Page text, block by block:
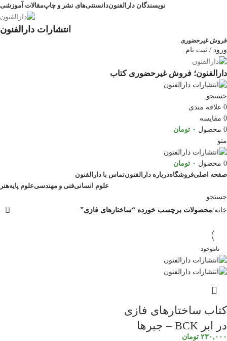
نویسندگان دارالفنوندانستنی‌های نشر و چاپمقالات آموزشی
انتشارات دارالفنون
فروش غیرحضوری
ورود / ثبت نام
دارالفنون؛ فروش غیرحضوری کتاب
جستجو
0 علاقه مندی
0 مقایسه
0 محصول ۰ تومان
منو
0 محصول ۰ تومان
صفحه اصلیفروشگاهدرباره دارالفنونتماس با دارالفنون
علوم انسانیفنی و مهندسیعلوم پایههنر
جستجو
خانه محصولات برچسب خورده “ساختارهای فازی”
ناموجود
کتاب ساختارهای فازی
در ابر BCK – جبرها
۲۳۰,۰۰۰ تومان